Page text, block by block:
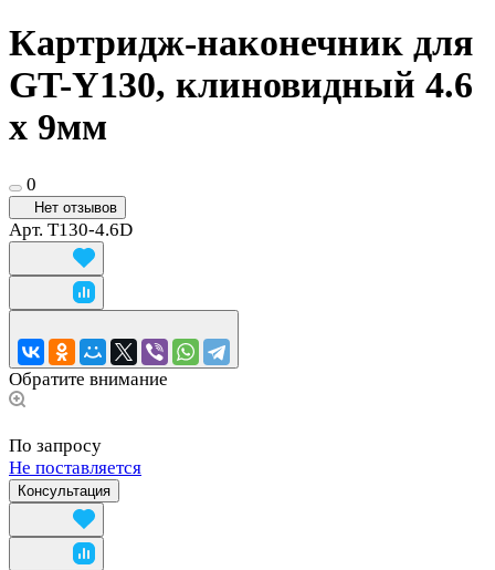
Картридж-наконечник для
GT-Y130, клиновидный 4.6
х 9мм
0
Нет отзывов
Арт. T130-4.6D
Обратите внимание
По запросу
Не поставляется
Консультация